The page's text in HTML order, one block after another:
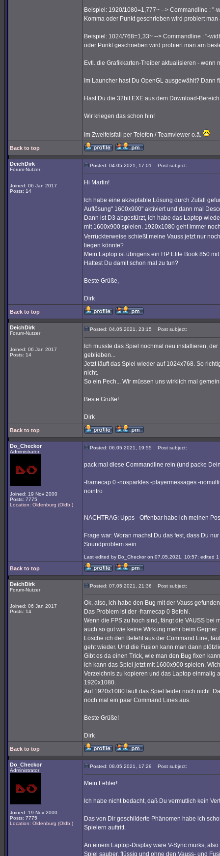
Beispiel: 1920/1080=1,777~ --> Commandline :
Komma oder Punkt geschrieben wird probiert man
Beispiel: 1024/768=1,33~ --> Commandline : "-
oder Punkt geschrieben wird probiert man am
Evtl. die Grafikkarten-Treiber aktualisieren - wenn
Im Launcher hast Du OpenGL ausgewählt? Dann
Hast Du die 32bit EXE aus dem Download-
Wir kriegen das schon hin!
Im Zweifelsfall per Telefon / Teamviewer o.ä.
Back to top
DeichDirk
Forum-Nutzer
Joined: 06 Jan 2017
Posts: 14
Posted: 04.05.2021, 17:01 Post subject:
Hi Martin!
Ich habe eine akzeptable Lösung durch Zufall
Auflösung" 1600x900" aktiviert und dann mal
Dann ist D3 abgestürzt, ich habe das Laptop
mit 1600x900 spielen. 1920x1080 geht immer
Verrückterweise schießt meine Vauss jetzt nur
liegen könnte?
Mein Laptop ist übrigens ein HP Elite Book 850
Hattest Du damit schon mal zu tun?
Beste Grüße,
Dirk
Back to top
DeichDirk
Forum-Nutzer
Joined: 06 Jan 2017
Posts: 14
Posted: 04.05.2021, 23:15 Post subject:
Ich musste das Spiel nochmal neu installieren,
geblieben...
Jetzt läuft das Spiel wieder auf 1024x768. So
nicht.
So ein Pech... Wir müssen uns wirklich mal
Beste Grüße!
Dirk
Back to top
Do_Checkor
Administrator
Joined: 19 Nov 2000
Posts: 7775
Location: Oldenburg (Oldb.)
Posted: 06.05.2021, 19:55 Post subject:
pack mal diese Commandline rein (und packe
-framecap 0 -nosparkles -playermessages -
nointro
NACHTRAG: Upps - Offenbar habe ich meinen
Frage war: Woran machst Du das fest, dass Du
Soundproblem sein...
Last edited by Do_Checkor on 07.05.2021, 10:57; edited 1
Back to top
DeichDirk
Forum-Nutzer
Joined: 06 Jan 2017
Posts: 14
Posted: 07.05.2021, 21:36 Post subject:
Ok, also, ich habe den Bug mit der Vauss
Das Problem ist der -framecap 0 Befehl.
Wenn die FPS zu hoch sind, fängt die VAUSS bei
auch so gut wie keine Wirkung mehr beim Gegner.
Lösche ich den Befehl aus der Command Line,
geht wieder. Und die Fusion kann man dann
Gibt es da einen Trick, wie man den Bug fixen
Ich kann das Spiel jetzt mit 1600x900 spielen.
Verzeichnis zu kopieren und das Laptop einmalig
1920x1080.
Auf 1920x1080 läuft das Spiel leider noch nicht.
noch mal ein paar Command Lines aus.
Beste Grüße!
Dirk
Back to top
Do_Checkor
Administrator
Joined: 19 Nov 2000
Posts: 7775
Location: Oldenburg (Oldb.)
Posted: 08.05.2021, 17:29 Post subject:
Mein Fehler!
Ich habe nicht bedacht, daß Du vermutlich kein
Das von Dir geschilderte Phänomen habe ich
Spielern auftritt.
An einem Laptop-Display wäre V-Sync murks,
Spiel sauber, flüssig und ohne den Vauss- und